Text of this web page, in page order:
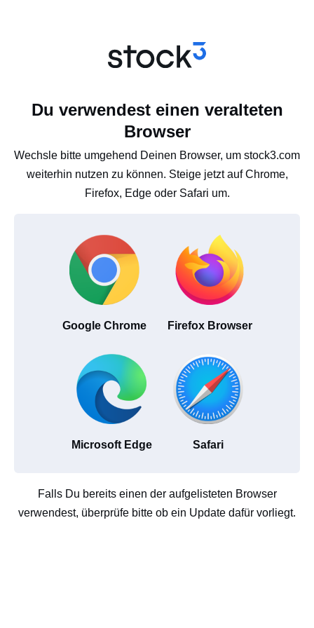
Du verwendest einen veralteten
Browser
Wechsle bitte umgehend Deinen Browser, um stock3.com
weiterhin nutzen zu können. Steige jetzt auf Chrome,
Firefox, Edge oder Safari um.
Google Chrome Firefox Browser
Microsoft Edge Safari
Falls Du bereits einen der aufgelisteten Browser
verwendest, überprüfe bitte ob ein Update dafür vorliegt.